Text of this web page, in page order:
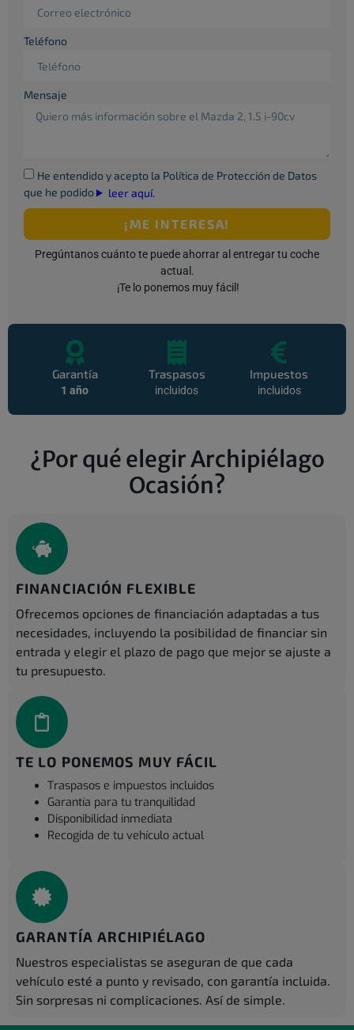
Teléfono
Mensaje
He entendido y acepto la Política de Protección de Datos
que he podido
leer aquí.
¡ME INTERESA!
Pregúntanos cuánto te puede ahorrar al entregar tu coche
actual.
¡Te lo ponemos muy fácil!
Garantía
1 año
Traspasos
incluidos
Impuestos
incluidos
¿Por qué elegir Archipiélago
Ocasión?
FINANCIACIÓN FLEXIBLE
Ofrecemos opciones de financiación adaptadas a tus
necesidades, incluyendo la posibilidad de financiar sin
entrada y elegir el plazo de pago que mejor se ajuste a
tu presupuesto.
TE LO PONEMOS MUY FÁCIL
Traspasos e impuestos incluidos
Garantía para tu tranquilidad
Disponibilidad inmediata
Recogida de tu vehículo actual
GARANTÍA ARCHIPIÉLAGO
Nuestros especialistas se aseguran de que cada
vehículo esté a punto y revisado, con garantía incluida.
Sin sorpresas ni complicaciones. Así de simple.